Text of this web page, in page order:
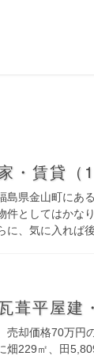
・賃貸（1
島県金山町にあ
件としてはかな
に、気に入れば
葺平屋建
売却価格70万円
畑229㎡、田